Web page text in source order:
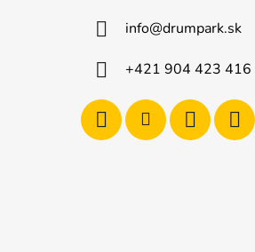
info@drumpark.sk
+421 904 423 416